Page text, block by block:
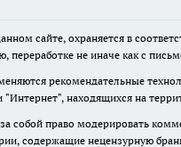
сайте, охраняется в
переработке не иначе как с
рекомендательные
"Интернет", находящихся на
собой право модерировать
содержащие нецензурную